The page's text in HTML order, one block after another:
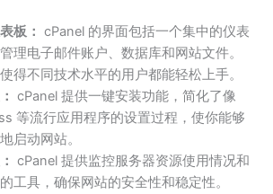
板： cPanel 的界面包括一个集中的仪表
理电子邮件账户、数据库和网站文件。
得不同技术水平的用户都能轻松上手。
cPanel 提供一键安装功能，简化了像
等流行应用程序的设置过程，使你能够
启动网站。
cPanel 提供监控服务器资源使用情况和
工具，确保网站的安全性和稳定性。